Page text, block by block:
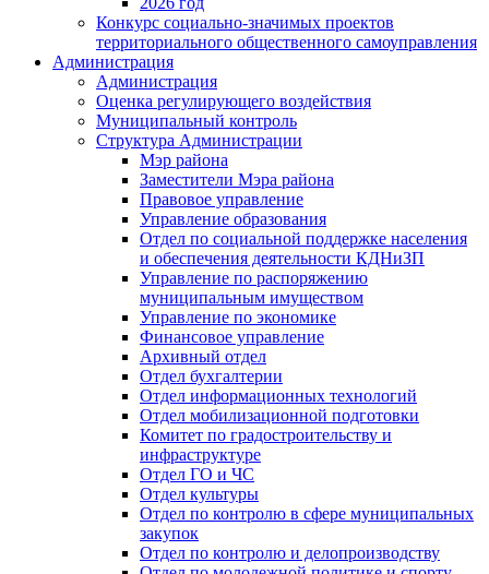
Конкурс социально-значимых проектов
территориального общественного самоуправления
Администрация
Администрация
Оценка регулирующего воздействия
Муниципальный контроль
Структура Администрации
Мэр района
Заместители Мэра района
Правовое управление
Управление образования
Отдел по социальной поддержке населения
и обеспечения деятельности КДНиЗП
Управление по распоряжению
муниципальным имуществом
Управление по экономике
Финансовое управление
Архивный отдел
Отдел бухгалтерии
Отдел информационных технологий
Отдел мобилизационной подготовки
Комитет по градостроительству и
инфраструктуре
Отдел ГО и ЧС
Отдел культуры
Отдел по контролю в сфере муниципальных
закупок
Отдел по контролю и делопроизводству